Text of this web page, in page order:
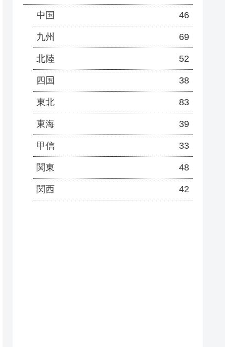
中国 46
九州 69
北陸 52
四国 38
東北 83
東海 39
甲信 33
関東 48
関西 42